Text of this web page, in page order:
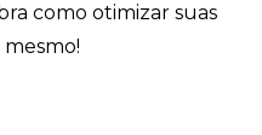
como otimizar suas